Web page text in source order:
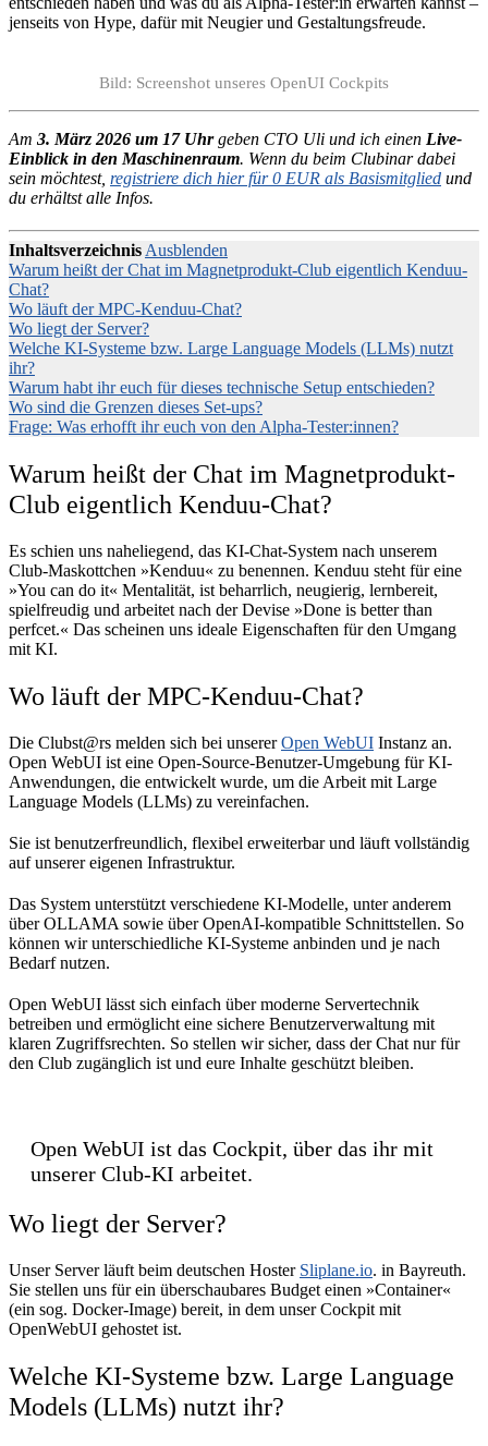
jenseits von Hype, dafür mit Neugier und Gestaltungsfreude.
Bild: Screenshot unseres OpenUI Cockpits
Am 3. März 2026 um 17 Uhrgeben CTO Uli und ich einen Live-
Einblick in den Maschinenraum. Wenn du beim Clubinar dabei
sein möchtest, registriere dich hier für 0 EUR als Basismitglied und
du erhältst alle Infos.
InhaltsverzeichnisAusblenden
Warum heißt der Chat im Magnetprodukt-Club eigentlich Kenduu-
Chat?
Wo läuft der MPC-Kenduu-Chat?
Wo liegt der Server?
Welche KI-Systeme bzw. Large Language Models (LLMs) nutzt
ihr?
Warum habt ihr euch für dieses technische Setup entschieden?
Wo sind die Grenzen dieses Set-ups?
Frage: Was erhofft ihr euch von den Alpha-Tester:innen?
Warum heißt der Chat im Magnetprodukt-
Club eigentlich Kenduu-Chat?
Es schien uns naheliegend, das KI-Chat-System nach unserem
Club-Maskottchen »Kenduu« zu benennen. Kenduu steht für eine
»You can do it« Mentalität, ist beharrlich, neugierig, lernbereit,
spielfreudig und arbeitet nach der Devise »Done is better than
perfcet.« Das scheinen uns ideale Eigenschaften für den Umgang
mit KI.
Wo läuft der MPC-Kenduu-Chat?
Die Clubst@rs melden sich bei unsererOpen WebUI Instanz an.
Open WebUI ist eine Open-Source-Benutzer-Umgebung für KI-
Anwendungen, die entwickelt wurde, um die Arbeit mit Large
Language Models (LLMs) zu vereinfachen.
Sie ist benutzerfreundlich, flexibel erweiterbar und läuft vollständig
auf unserer eigenen Infrastruktur.
Das System unterstützt verschiedene KI-Modelle, unter anderem
über OLLAMA sowie über OpenAI-kompatible Schnittstellen. So
können wir unterschiedliche KI-Systeme anbinden und je nach
Bedarf nutzen.
Open WebUI lässt sich einfach über moderne Servertechnik
betreiben und ermöglicht eine sichere Benutzerverwaltung mit
klaren Zugriffsrechten. So stellen wir sicher, dass der Chat nur für
den Club zugänglich ist und eure Inhalte geschützt bleiben.
Open WebUI ist das Cockpit, über das ihr mit
unserer Club-KI arbeitet.
Wo liegt der Server?
Unser Server läuft beim deutschen Hoster Sliplane.io. in Bayreuth.
Sie stellen uns für ein überschaubares Budget einen »Container«
(ein sog. Docker-Image) bereit, in dem unser Cockpit mit
OpenWebUI gehostet ist.
Welche KI-Systeme bzw. Large Language
Models (LLMs) nutzt ihr?